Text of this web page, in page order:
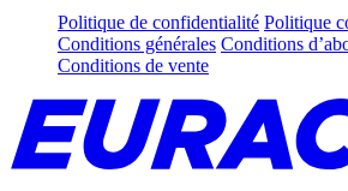
Politique de confidentialité Politique
Conditions générales Conditions
Conditions de vente